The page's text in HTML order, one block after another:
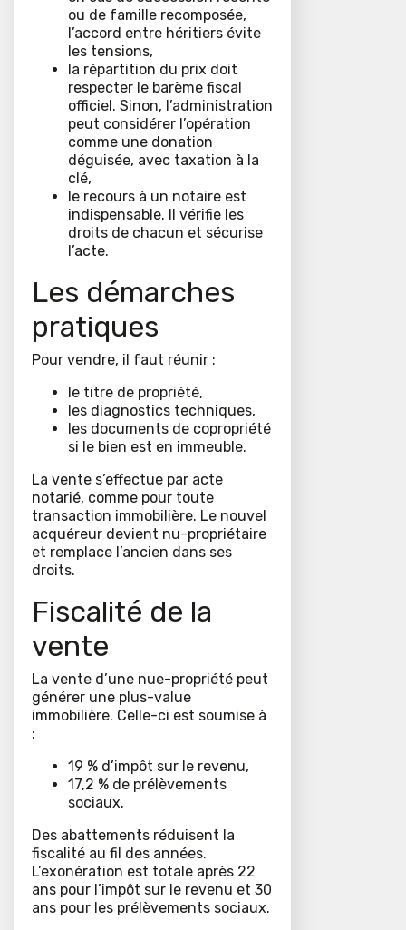
ou de famille recomposée,
l’accord entre héritiers évite
les tensions,
la répartition du prix doit
respecter le barème fiscal
officiel. Sinon, l’administration
peut considérer l’opération
comme une donation
déguisée, avec taxation à la
clé,
le recours à un notaire est
indispensable. Il vérifie les
droits de chacun et sécurise
l’acte.
Les démarches
pratiques
Pour vendre, il faut réunir :
le titre de propriété,
les diagnostics techniques,
les documents de copropriété
si le bien est en immeuble.
La vente s’effectue par acte
notarié, comme pour toute
transaction immobilière. Le nouvel
acquéreur devient nu-propriétaire
et remplace l’ancien dans ses
droits.
Fiscalité de la
vente
La vente d’une nue-propriété peut
générer une plus-value
immobilière. Celle-ci est soumise à
:
19 % d’impôt sur le revenu,
17,2 % de prélèvements
sociaux.
Des abattements réduisent la
fiscalité au fil des années.
L’exonération est totale après 22
ans pour l’impôt sur le revenu et 30
ans pour les prélèvements sociaux.